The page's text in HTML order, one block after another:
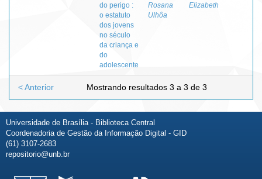
do perigo :
o estatuto
dos jovens
no século
da criança e
do
adolescente
Rosana
Ulhôa
Elizabeth
Mostrando resultados 3 a 3 de 3
< Anterior
Universidade de Brasília - Biblioteca Central
Coordenadoria de Gestão da Informação Digital - GID
(61) 3107-2683
repositorio@unb.br